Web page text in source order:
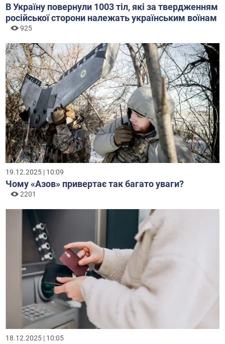
В Україну повернули 1003 тіл, які за твердженням
російської сторони належать українським воїнам
925
19.12.2025 | 10:09
Чому «Азов» привертає так багато уваги?
2201
18.12.2025 | 10:05